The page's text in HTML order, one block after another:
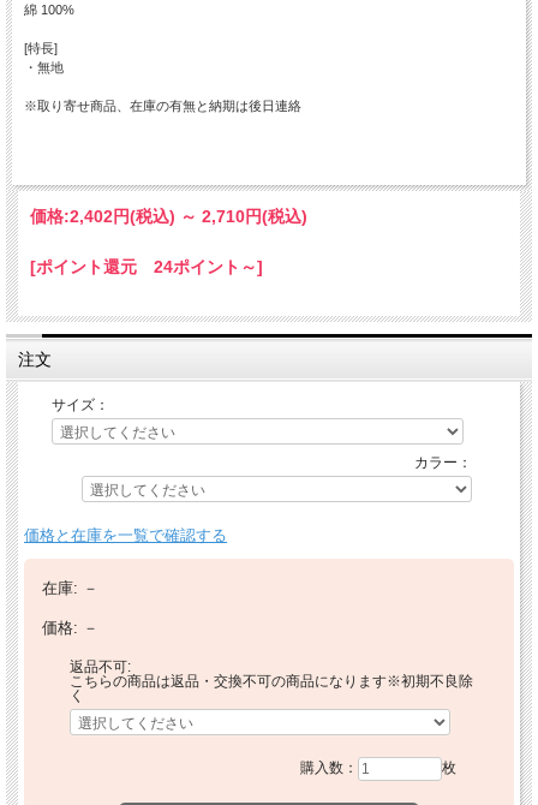
綿 100%
[特長]
・無地
※取り寄せ商品、在庫の有無と納期は後日連絡
価格:2,402円(税込) ～ 2,710円(税込)
[ポイント還元 24ポイント～]
注文
サイズ：
カラー：
価格と在庫を一覧で確認する
在庫: －
価格: －
返品不可:
こちらの商品は返品・交換不可の商品になります※初期不良除
く
購入数： 枚